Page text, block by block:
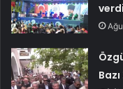
verdi